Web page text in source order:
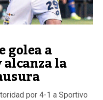
golea a
la
por 4-1 a Sportivo